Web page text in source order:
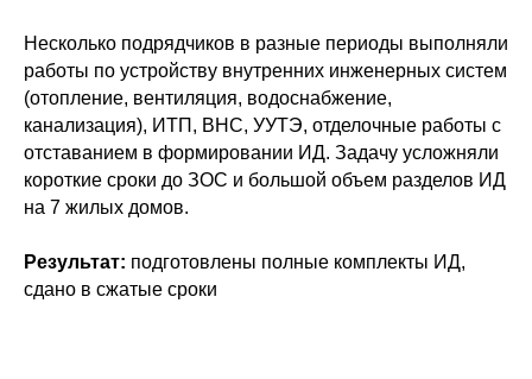
Несколько подрядчиков в разные периоды выполняли
работы по устройству внутренних инженерных систем
(отопление, вентиляция, водоснабжение,
канализация), ИТП, ВНС, УУТЭ, отделочные работы с
отставанием в формировании ИД. Задачу усложняли
короткие сроки до ЗОС и большой объем разделов ИД
на 7 жилых домов.
Результат: подготовлены полные комплекты ИД,
сдано в сжатые сроки